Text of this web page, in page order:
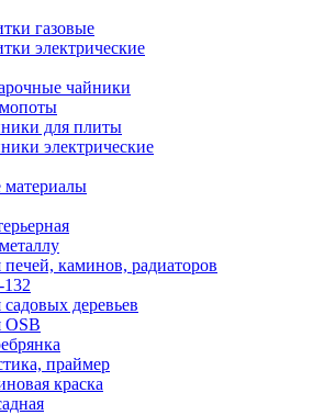
газовые
электрические
чайники
для плиты
электрические
материалы
печей, каминов, радиаторов
садовых деревьев
OSB
праймер
краска